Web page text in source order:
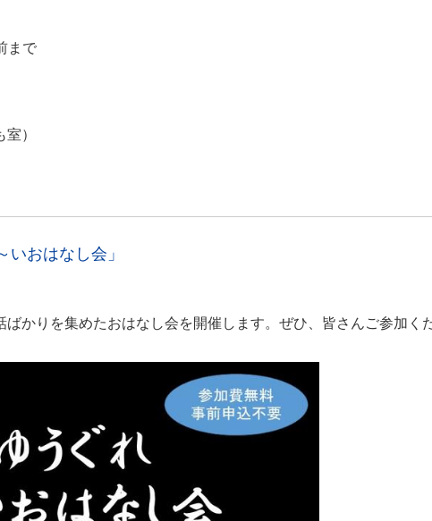
まで
）
いおはなし会」
かりを集めたおはなし会を開催します。ぜひ、皆さんご参加く